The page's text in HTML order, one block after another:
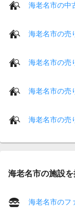
海老名市の中
海老名市の売
海老名市の売
海老名市の売
海老名市の売
海老名市の施設
海老名市のフ